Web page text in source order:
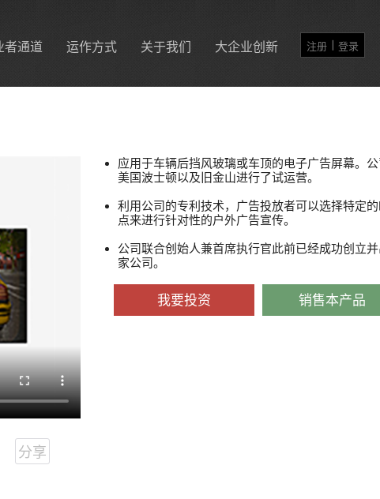
者通道 运作方式 关于我们 大企业创新 注册 | 登录
应用于车辆后挡风玻璃或车顶的电子广告屏幕。
美国波士顿以及旧金山进行了试运营。
利用公司的专利技术，广告投放者可以选择特定
点来进行针对性的户外广告宣传。
公司联合创始人兼首席执行官此前已经成功创立
家公司。
我要投资 销售本产品
分享